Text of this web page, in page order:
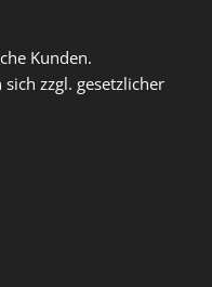
Kunden.
zzgl. gesetzlicher